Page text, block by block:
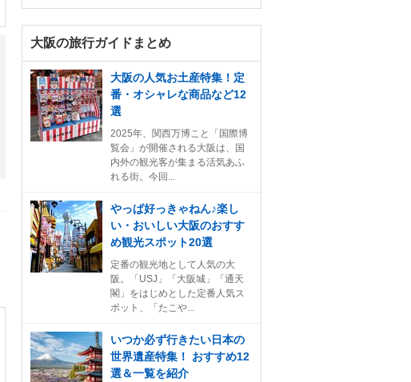
大阪の旅行ガイドまとめ
大阪の人気お土産特集！定
番・オシャレな商品など12
選
2025年、関西万博こと「国際博
覧会」が開催される大阪は、国
内外の観光客が集まる活気あふ
れる街。今回...
やっぱ好っきゃねん♪楽し
い・おいしい大阪のおすす
め観光スポット20選
定番の観光地として人気の大
阪。「USJ」「大阪城」「通天
閣」をはじめとした定番人気ス
ポット、「たこや...
いつか必ず行きたい日本の
世界遺産特集！ おすすめ12
選＆一覧を紹介